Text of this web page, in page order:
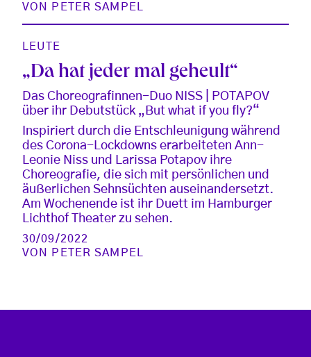
VON
PETER SAMPEL
LEUTE
„Da hat jeder mal geheult“
Das Choreografinnen-Duo NISS | POTAPOV
über ihr Debutstück „But what if you fly?“
Inspiriert durch die Entschleunigung während
des Corona-Lockdowns erarbeiteten Ann-
Leonie Niss und Larissa Potapov ihre
Choreografie, die sich mit persönlichen und
äußerlichen Sehnsüchten auseinandersetzt.
Am Wochenende ist ihr Duett im Hamburger
Lichthof Theater zu sehen.
30/09/2022
VON
PETER SAMPEL